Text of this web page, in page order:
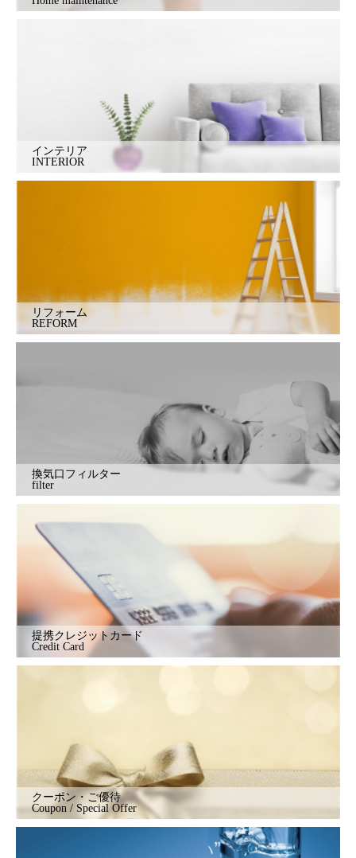
インテリア
INTERIOR
リフォーム
REFORM
換気口フィルター
filter
提携クレジットカード
Credit Card
クーポン・ご優待
Coupon / Special Offer